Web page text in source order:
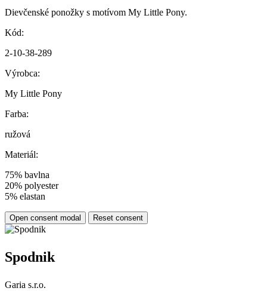
Dievčenské ponožky s motívom My Little Pony.
Kód:
2-10-38-289
Výrobca:
My Little Pony
Farba:
ružová
Materiál:
75% bavlna
20% polyester
5% elastan
Open consent modal Reset consent
Spodnik
Garia s.r.o.